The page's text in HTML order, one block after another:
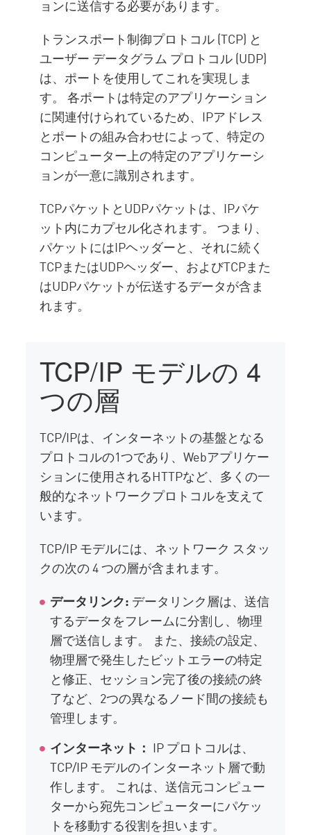
ョンに送信する必要があります。
トランスポート制御プロトコル (TCP) と
ユーザー データグラム プロトコル (UDP)
は、ポートを使用してこれを実現しま
す。 各ポートは特定のアプリケーション
に関連付けられているため、IPアドレス
とポートの組み合わせによって、特定の
コンピューター上の特定のアプリケーシ
ョンが一意に識別されます。
TCPパケットとUDPパケットは、IPパケ
ット内にカプセル化されます。 つまり、
パケットにはIPヘッダーと、それに続く
TCPまたはUDPヘッダー、およびTCPまた
はUDPパケットが伝送するデータが含ま
れます。
TCP/IP モデルの 4
つの層
TCP/IPは、インターネットの基盤となる
プロトコルの1つであり、Webアプリケー
ションに使用されるHTTPなど、多くの一
般的なネットワークプロトコルを支えて
います。
TCP/IP モデルには、ネットワーク スタッ
クの次の 4 つの層が含まれます。
データリンク: データリンク層は、送信
するデータをフレームに分割し、物理
層で送信します。 また、接続の設定、
物理層で発生したビットエラーの特定
と修正、セッション完了後の接続の終
了など、2つの異なるノード間の接続も
管理します。
インターネット： IP プロトコルは、
TCP/IP モデルのインターネット層で動
作します。 これは、送信元コンピュー
ターから宛先コンピューターにパケッ
トを移動する役割を担います。